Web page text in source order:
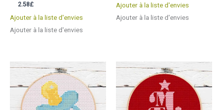
2.58£
Ajouter à la liste d'envies
Ajouter à la liste d'envies
Ajouter à la liste d'envies
Ajouter à la liste d'envies